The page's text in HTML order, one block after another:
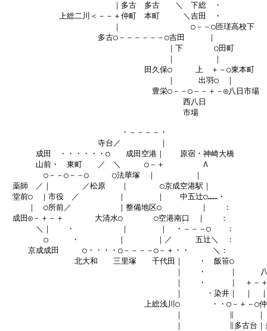
｜多古　多古　　＼　下総　・
上総二川＜－－＋仲町　本町　　　＼吉田　・
｜　　　　　　　　　○－－○匝瑳高校下
多古○－－－－－－○吉田　　　｜
｜下　　　　○田町
｜　　　　　｜
田久保○　　　上　＋－○東本町
｜　　　出羽○　｜
豊栄○－－○－－＋－◎八日市場
西八日
市場
・－－－－・
寺台／　　　　　｜
成田　・・・・・・○　　成田空港｜　　原宿・神崎大橋
山前・　東町　　／　＼　　　○－＋　　　　　Λ
○－－○－－○　　　○法華塚　｜　　　　　｜
薬師　／｜　　　　／松原　　｜　　　　○京成空港駅｜
堂前○　｜市役　／　　　　　｜　　　　｜　　中五辻○……・
｜　○所前／　　　　　　｜整備地区○　　　　　｜　　：
成田◎－＋－＋　　　　大清水○　　　　○空港南口　｜　　：
＼｜　　・　　　　　　｜　　　　｜　・－－－○　　：
○　　　・　　　　　｜　　　　｜／　　　五辻＼　：
京成成田　　　○・・・・○－－－－○－＋・・　　　＼：
北大和　　三里塚　　千代田｜　　・　飯笹○　　　　
｜　　・　　　｜　　　八日
｜　　・　　　｜　＋－＋－
｜　　　・染井｜　｜　｜多
上総浅川○　　　　・・○－＋－○仲
｜　　　　　　∥　　　｜
｜　　　　　　∥多古台｜多